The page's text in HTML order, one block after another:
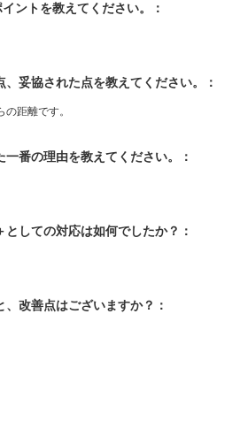
ントを教えてください。：
妥協された点を教えてください。：
距離です。
番の理由を教えてください。：
しての対応は如何でしたか？：
改善点はございますか？：